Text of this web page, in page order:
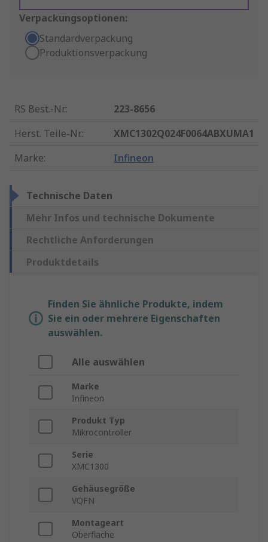
Verpackungsoptionen:
Standardverpackung
Produktionsverpackung
RS Best.-Nr.:
223-8656
Herst. Teile-Nr.:
XMC1302Q024F0064ABXUMA1
Marke: Infineon
Technische Daten
Mehr Infos und technische Dokumente
Rechtliche Anforderungen
Produktdetails
Finden Sie ähnliche Produkte, indem
Sie ein oder mehrere Eigenschaften
auswählen.
Alle auswählen
Marke
Infineon
Produkt Typ
Mikrocontroller
Serie
XMC1300
Gehäusegröße
VQFN
Montageart
Oberfläche